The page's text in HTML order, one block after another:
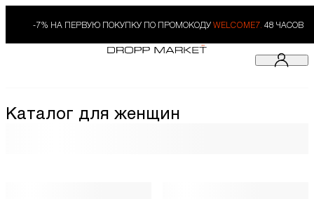
-7% НА ПЕРВУЮ ПОКУПКУ ПО ПРОМОКОДУ WELCOME7. 48 ЧАСОВ
Каталог для женщин